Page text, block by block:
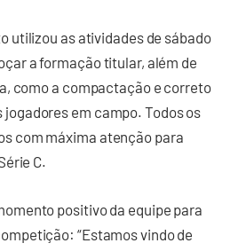
utilizou as atividades de sábado
a formação titular, além de
como a compactação e correto
em campo. Todos os
com máxima atenção para
C.
positivo da equipe para
“Estamos vindo de